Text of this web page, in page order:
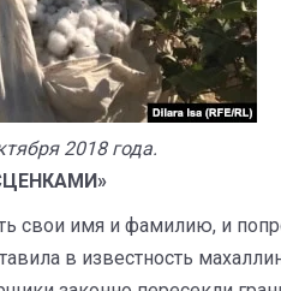
2018 года.
свои имя и фамилию, и
в известность